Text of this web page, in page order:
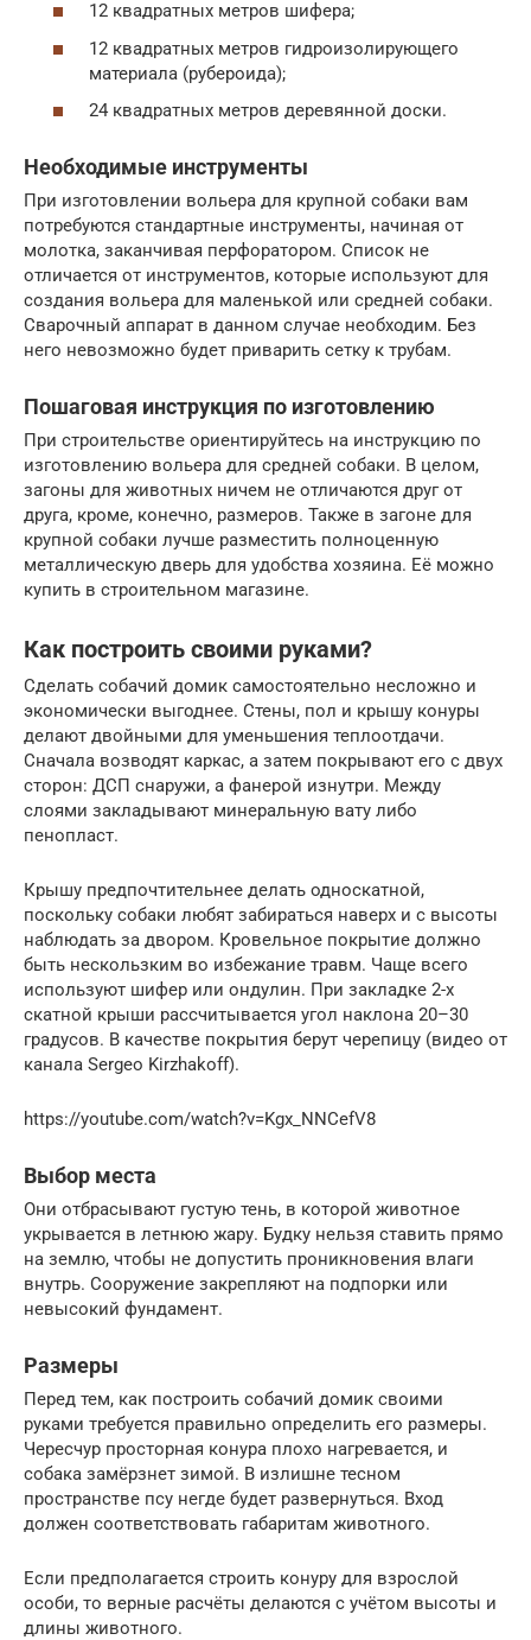
12 квадратных метров шифера;
12 квадратных метров гидроизолирующего
материала (рубероида);
24 квадратных метров деревянной доски.
Необходимые инструменты
При изготовлении вольера для крупной собаки вам
потребуются стандартные инструменты, начиная от
молотка, заканчивая перфоратором. Список не
отличается от инструментов, которые используют для
создания вольера для маленькой или средней собаки.
Сварочный аппарат в данном случае необходим. Без
него невозможно будет приварить сетку к трубам.
Пошаговая инструкция по изготовлению
При строительстве ориентируйтесь на инструкцию по
изготовлению вольера для средней собаки. В целом,
загоны для животных ничем не отличаются друг от
друга, кроме, конечно, размеров. Также в загоне для
крупной собаки лучше разместить полноценную
металлическую дверь для удобства хозяина. Её можно
купить в строительном магазине.
Как построить своими руками?
Сделать собачий домик самостоятельно несложно и
экономически выгоднее. Стены, пол и крышу конуры
делают двойными для уменьшения теплоотдачи.
Сначала возводят каркас, а затем покрывают его с двух
сторон: ДСП снаружи, а фанерой изнутри. Между
слоями закладывают минеральную вату либо
пенопласт.
Крышу предпочтительнее делать односкатной,
поскольку собаки любят забираться наверх и с высоты
наблюдать за двором. Кровельное покрытие должно
быть нескользким во избежание травм. Чаще всего
используют шифер или ондулин. При закладке 2-х
скатной крыши рассчитывается угол наклона 20–30
градусов. В качестве покрытия берут черепицу (видео от
канала Sergeo Kirzhakoff).
https://youtube.com/watch?v=Kgx_NNCefV8
Выбор места
Они отбрасывают густую тень, в которой животное
укрывается в летнюю жару. Будку нельзя ставить прямо
на землю, чтобы не допустить проникновения влаги
внутрь. Сооружение закрепляют на подпорки или
невысокий фундамент.
Размеры
Перед тем, как построить собачий домик своими
руками требуется правильно определить его размеры.
Чересчур просторная конура плохо нагревается, и
собака замёрзнет зимой. В излишне тесном
пространстве псу негде будет развернуться. Вход
должен соответствовать габаритам животного.
Если предполагается строить конуру для взрослой
особи, то верные расчёты делаются с учётом высоты и
длины животного.